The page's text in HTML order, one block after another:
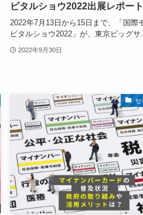
ピタルショウ2022出展レポー
2022年7月13日から15日まで、「国際
ピタルショウ2022」が、東京ビッグサ
2022年9月30日
セ